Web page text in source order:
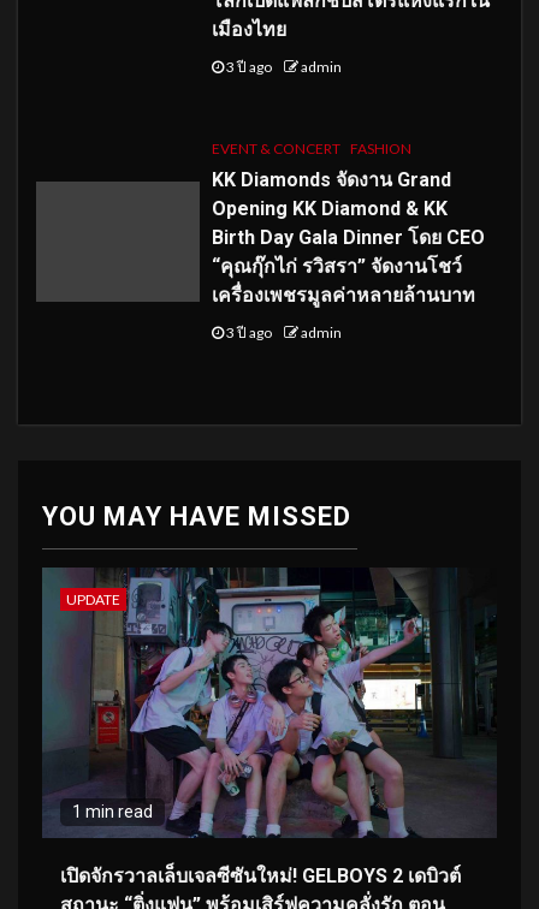
เมืองไทย
3 ปี ago admin
EVENT & CONCERT FASHION
KK Diamonds จัดงาน Grand
Opening KK Diamond & KK
Birth Day Gala Dinner โดย CEO
“คุณกุ๊กไก่ รวิสรา” จัดงานโชว์
เครื่องเพชรมูลค่าหลายล้านบาท
3 ปี ago admin
YOU MAY HAVE MISSED
UPDATE
1 min read
เปิดจักรวาลเล็บเจลซีซันใหม่! GELBOYS 2 เดบิวต์
สถานะ “ติ่งแฟน” พร้อมเสิร์ฟความคลั่งรัก ตอน